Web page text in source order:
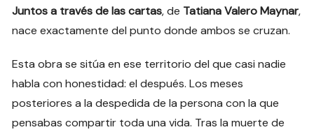
Juntos a través de las cartas, de Tatiana Valero Maynar,
nace exactamente del punto donde ambos se cruzan.
Esta obra se sitúa en ese territorio del que casi nadie
habla con honestidad: el después. Los meses
posteriores a la despedida de la persona con la que
pensabas compartir toda una vida. Tras la muerte de